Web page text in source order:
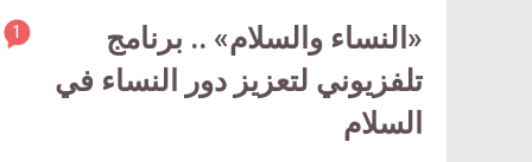
1
«النساء والسلام» .. برنامج
تلفزيوني لتعزيز دور النساء في
السلام